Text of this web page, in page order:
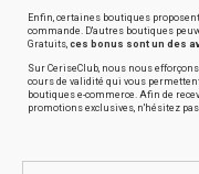
Enfin, certaines boutiques
commande. D'autres boutiques
Gratuits, ces bonus sont un des
Sur CeriseClub, nous nous
cours de validité qui vous
boutiques e-commerce. Afin de
promotions exclusives, n'hésitez